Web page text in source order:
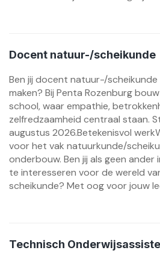
Docent natuur-/scheikunde
Ben jij docent natuur-/scheikunde
maken? Bij Penta Rozenburg
school, waar empathie,
zelfredzaamheid centraal staan.
augustus 2026.Betekenisvol
voor het vak natuurkunde/
onderbouw. Ben jij als geen
te interesseren voor de wereld
scheikunde? Met oog voor jouw
Technisch